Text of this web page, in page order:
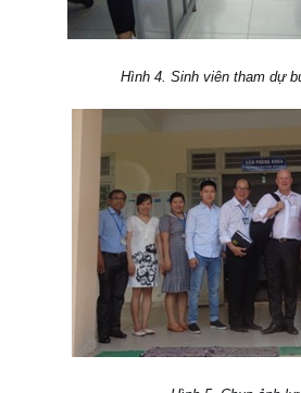
Hình 4. Sinh viên tham dự